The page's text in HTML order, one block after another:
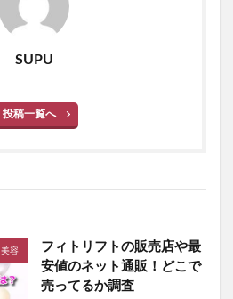
SUPU
投稿一覧へ
美容
フィトリフトの販売店や最
安値のネット通販！どこで
売ってるか調査